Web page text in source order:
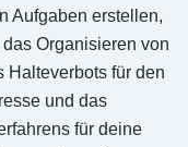
Aufgaben erstellen,
Organisieren von
Halteverbots für den
und das
für deine